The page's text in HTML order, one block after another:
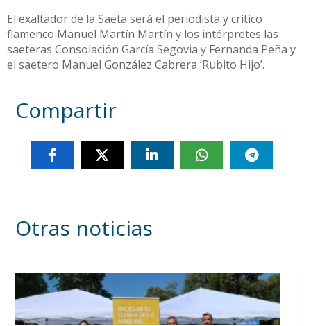
El exaltador de la Saeta será el periodista y crítico
flamenco Manuel Martín Martín y los intérpretes las
saeteras Consolación García Segovia y Fernanda Peña y
el saetero Manuel González Cabrera ‘Rubito Hijo’.
Compartir
Otras noticias